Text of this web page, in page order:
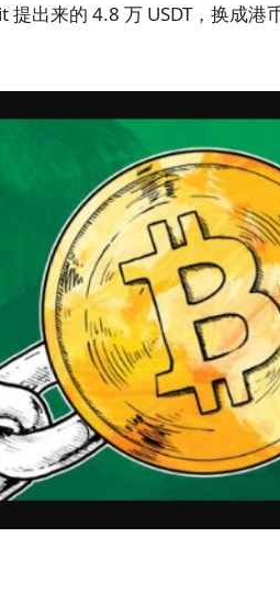
提出来的 4.8 万 USDT，换成